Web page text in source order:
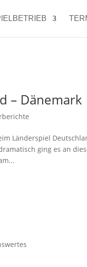
– Dänemark
Länderspiel
ging es an